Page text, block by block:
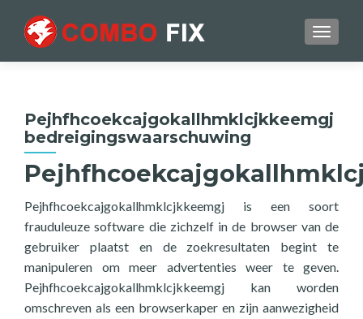
Pejhfhcoekcajgokallhmklcjkkeemgj
bedreigingswaarschuwing
Pejhfhcoekcajgokallhmklcjkkeemgj is een soort
frauduleuze software die zichzelf in de browser van de
gebruiker plaatst en de zoekresultaten begint te
manipuleren om meer advertenties weer te geven.
Pejhfhcoekcajgokallhmklcjkkeemgj kan worden
omschreven als een browserkaper en zijn aanwezigheid